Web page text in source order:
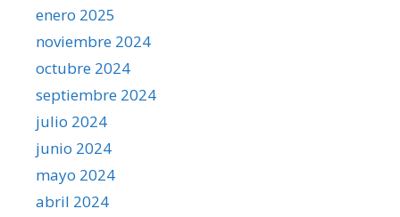
enero 2025
noviembre 2024
octubre 2024
septiembre 2024
julio 2024
junio 2024
mayo 2024
abril 2024